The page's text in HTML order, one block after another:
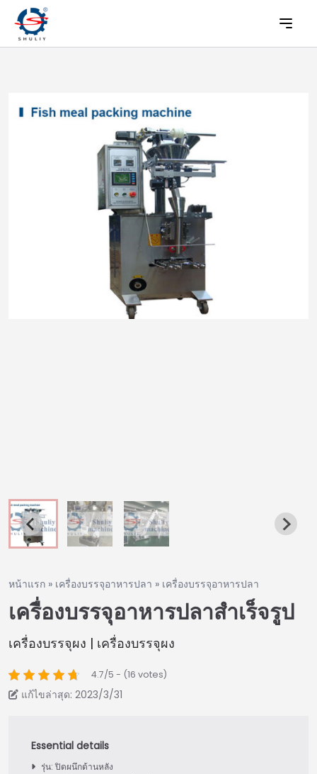
หน้าแรก » เครื่องบรรจุอาหารปลา » เครื่องบรรจุอาหารปลา
เครื่องบรรจุอาหารปลาสำเร็จรูป
เครื่องบรรจุผง | เครื่องบรรจุผง
4.7/5 - (16 votes)
แก้ไขล่าสุด: 2023/3/31
รุ่น: ปิดผนึกด้านหลัง